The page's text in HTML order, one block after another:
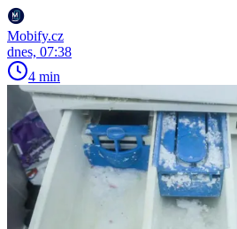
Mobify.cz
dnes, 07:38
4 min